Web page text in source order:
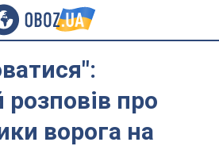
розповів про
ворога на